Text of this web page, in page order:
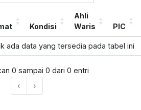
Kondisi
Ahli
Waris
PIC
ada data yang tersedia pada tabel ini
0 sampai 0 dari 0 entri
‹
›